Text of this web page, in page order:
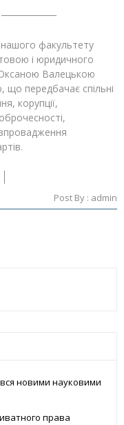
факультету
і юридичного
Валецькою
що передбачає спільні
корупції,
Post By : admin
новими науковими
права